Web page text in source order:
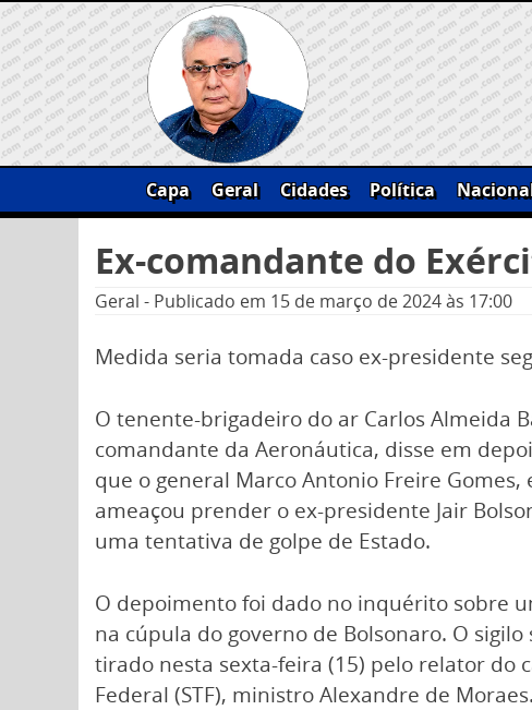
Skip
to
content
Capa Geral Cidades Política
por:
Ex-comandante do
Geral - Publicado em 15 de março de 2024às 17:00
Medida seria tomada caso ex-presidente
O tenente-brigadeiro do ar Carlos Almeida
comandante da Aeronáutica, disse em
que o general Marco Antonio Freire
ameaçou prender o ex-presidente Jair
uma tentativa de golpe de Estado.
O depoimento foi dado no inquérito sobre
na cúpula do governo de Bolsonaro. O
tirado nesta sexta-feira (15) pelo relator do
Federal (STF), ministro Alexandre de Moraes.